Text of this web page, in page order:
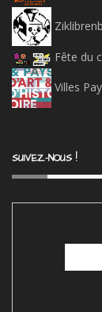
Fête du
Villes
SUIVEZ-NOUS !